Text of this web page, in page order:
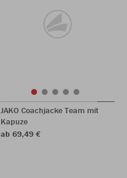
JAKO Coachjacke Team mit
Kapuze
ab 69,49 €